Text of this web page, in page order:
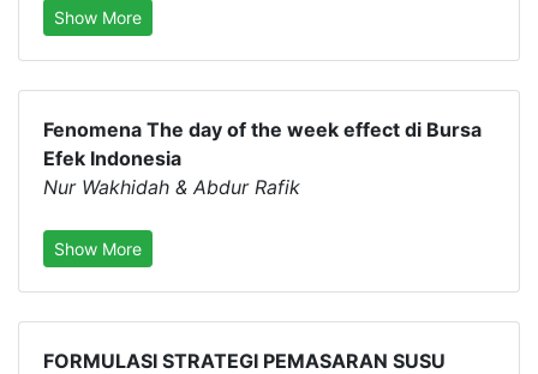
Show More
Fenomena The day of the week effect di Bursa
Efek Indonesia
Nur Wakhidah & Abdur Rafik
Show More
FORMULASI STRATEGI PEMASARAN SUSU